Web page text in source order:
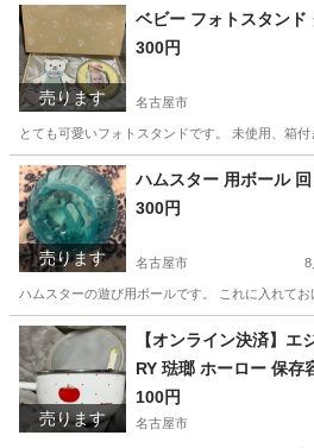
売ります
ベビー フォトスタンド
300円
名古屋市
とても可愛いフォトスタンドです。 未使用、箱
愛知 名古屋市 子供用品 スタンド
売ります
ハムス
300円
名古屋市 8
ハムスターの遊び用ボールです。 これに入れて
愛知 名古屋市 家具 ハムスター
売ります
【オンライン決済】
RY 琺瑯 ホーロー 保存
100円
名古屋市